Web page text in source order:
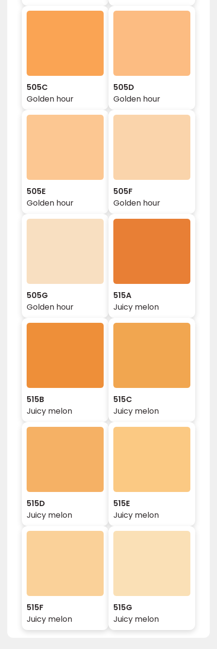
505C
Golden hour
505D
Golden hour
505E
Golden hour
505F
Golden hour
505G
Golden hour
515A
Juicy melon
515B
Juicy melon
515C
Juicy melon
515D
Juicy melon
515E
Juicy melon
515F
Juicy melon
515G
Juicy melon